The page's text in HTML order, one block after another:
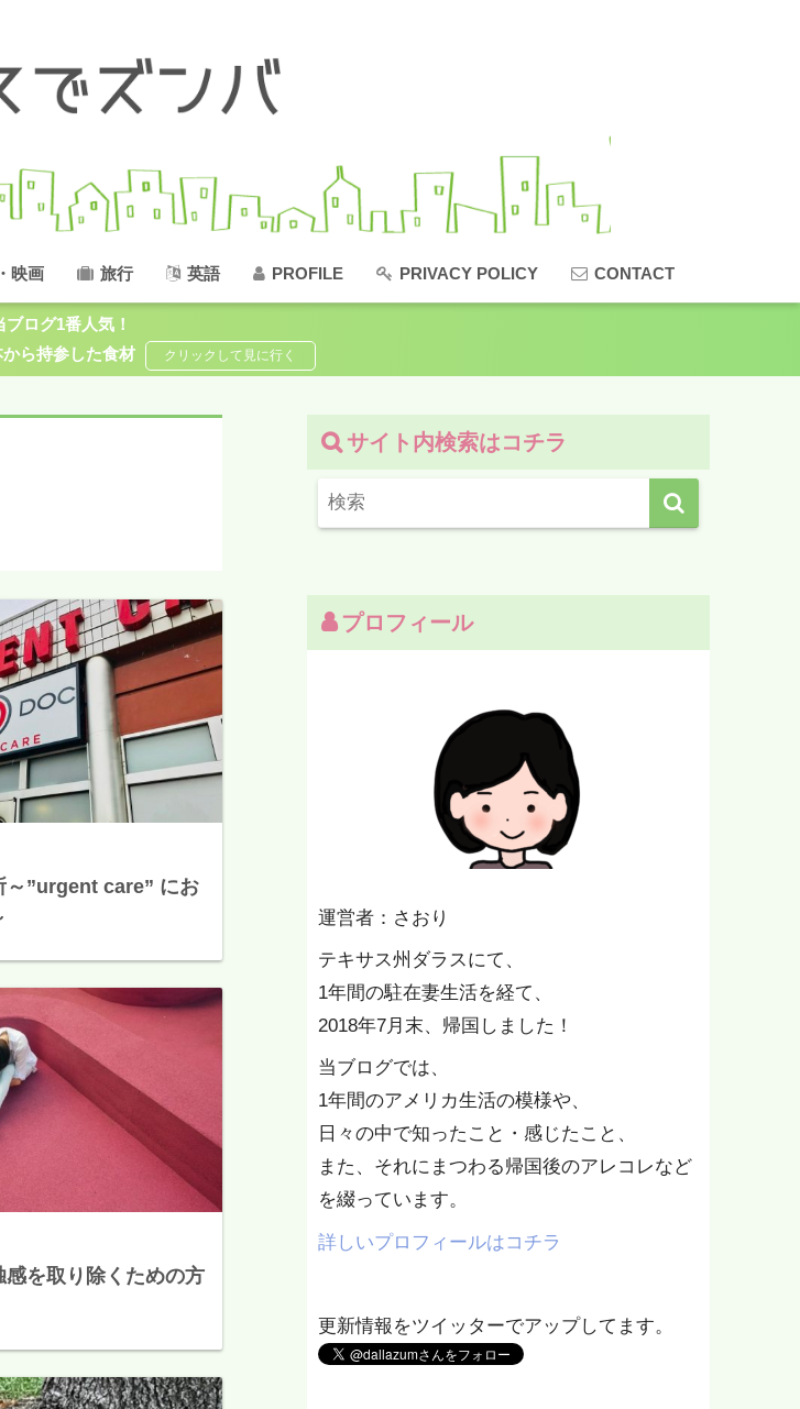
映画 旅行 英語 PROFILE PRIVACY POLICY CONTACT
ブログ1番人気！
ら持参した食材
～”urgent care” にお
を取り除くための方
サイト内検索はコチラ
プロフィール
運営者：さおり
テキサス州ダラスにて、
1年間の駐在妻生活を経て、
2018年7月末、帰国しました！
当ブログでは、
1年間のアメリカ生活の模様や、
日々の中で知ったこと・感じたこと、
また、それにまつわる帰国後のアレコレなど
を綴っています。
詳しいプロフィールはコチラ
更新情報をツイッターでアップしてます。